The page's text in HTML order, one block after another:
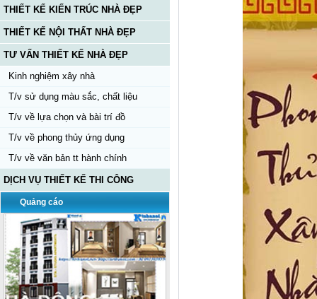
THIẾT KẾ KIẾN TRÚC NHÀ ĐẸP
THIẾT KẾ NỘI THẤT NHÀ ĐẸP
TƯ VẤN THIẾT KẾ NHÀ ĐẸP
Kinh nghiệm xây nhà
T/v sử dụng màu sắc, chất liệu
T/v về lựa chọn và bài trí đồ
T/v về phong thủy ứng dụng
T/v về văn bản tt hành chính
DỊCH VỤ THIẾT KẾ THI CÔNG
Quảng cáo